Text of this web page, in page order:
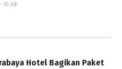
15:49
Hotel Bagikan Paket